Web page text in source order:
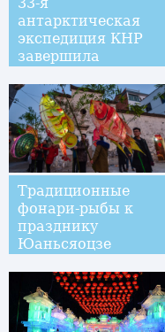
антарктическая
экспедиция КНР
завершила
самой высокой
широте в Южном
полушарии
Традиционные
фонари-рыбы к
празднику
Юаньсяоцзе